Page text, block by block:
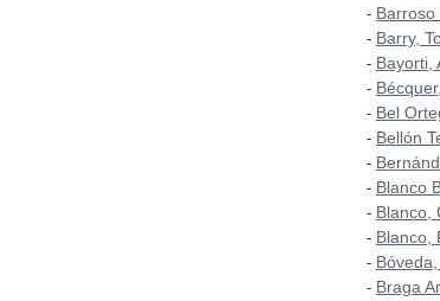
- Barroso
- Barry,
- Bayorti,
-
- Bel
- Bellón
-
- Blanco
- Blanco,
- Blanco,
-
- Braga